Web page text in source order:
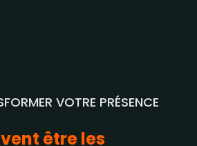
VOTRE PRÉSENCE
être les